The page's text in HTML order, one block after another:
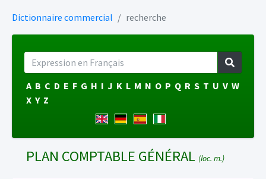
Dictionnaire commercial recherche
A B C D E F G H I J K L M N O P Q R S T U V W
X Y Z
PLAN COMPTABLE GÉNÉRAL (loc. m.)